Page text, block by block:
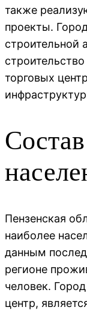
также
проекты.
строительной
торговых
Пензенская
наиболее
данным
регионе
человек.
центр,